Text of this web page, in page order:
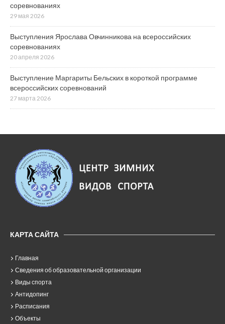
соревнованиях
29 мая 2026
Выступления Ярослава Овчинникова на всероссийских
соревнованиях
20 апреля 2026
Выступление Маргариты Бельских в короткой программе
всероссийских соревнований
27 марта 2026
КАРТА САЙТА
Главная
Сведения об образовательной организации
Виды спорта
Антидопинг
Расписания
Объекты